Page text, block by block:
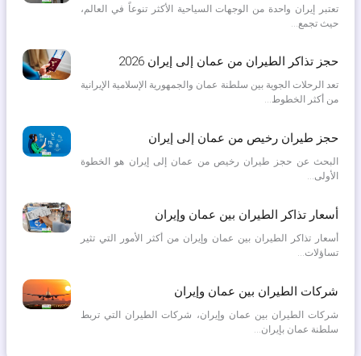
تعتبر إيران واحدة من الوجهات السياحية الأكثر تنوعاً في العالم،
حيث تجمع…
حجز تذاكر الطيران من عمان إلى إيران 2026
تعد الرحلات الجوية بين سلطنة عمان والجمهورية الإسلامية الإيرانية
من أكثر الخطوط…
حجز طيران رخيص من عمان إلى إيران
البحث عن حجز طيران رخيص من عمان إلى إيران هو الخطوة
الأولى…
أسعار تذاكر الطيران بين عمان وإيران
أسعار تذاكر الطيران بين عمان وإيران من أكثر الأمور التي تثير
تساؤلات…
شركات الطيران بين عمان وإيران
شركات الطيران بين عمان وإيران، شركات الطيران التي تربط
سلطنة عمان بإيران…